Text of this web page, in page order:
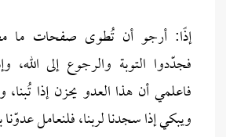
إذًا: أرجو أن تُطوى صفحات ما
فجدّدوا التوبة والرجوع إلى الله،
فاعلمي أن هذا العدو يحزن إذا تُبنا،
ويبكي إذا سجدنا لربنا، فلنعامل